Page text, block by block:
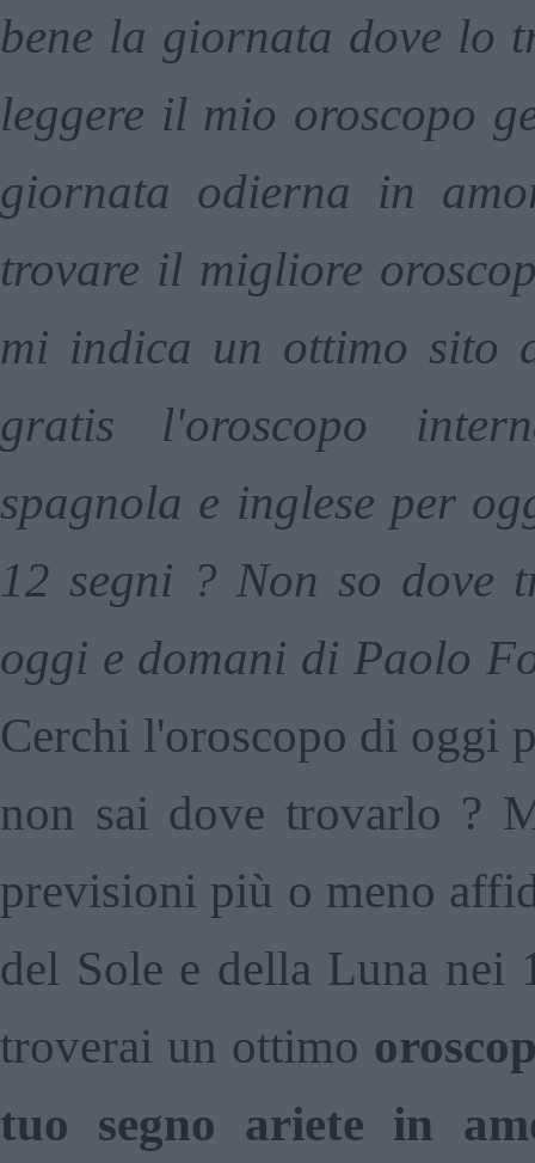
bene la giornata dove lo
leggere il mio oroscopo
giornata odierna in
trovare il migliore
mi indica un ottimo sito
gratis l'oroscopo
spagnola e inglese per
12 segni ? Non so dove
oggi e domani di Paolo
Cerchi l'oroscopo di oggi
non sai dove trovarlo ?
previsioni più o meno
del Sole e della Luna nei
troverai un ottimo
tuo segno ariete in